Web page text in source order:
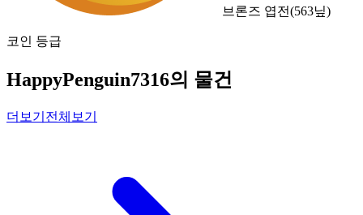
브론즈 엽전(563닢)
코인 등급
HappyPenguin7316의 물건
더보기 전체보기